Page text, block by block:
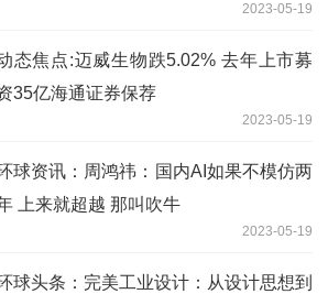
2023-05-19
态焦点:迈威生物跌5.02% 去年上市募
35亿海通证券保荐
2023-05-19
球资讯：周鸿祎：国内AI如果不模仿两
上来就超越 那叫吹牛
2023-05-19
球头条：完美工业设计：从设计思想到